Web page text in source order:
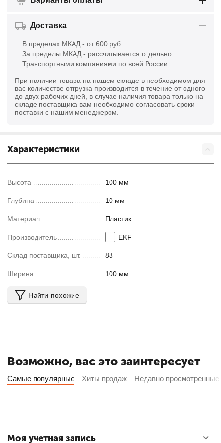
Доставка
В пределах МКАД - от 600 руб.
За пределы МКАД - рассчитывается отдельно
Транспортными компаниями по всей России
При наличии товара на нашем складе в необходимом для
вас количестве отгрузка производится в течение от одного
до двух рабочих дней, в случае наличия товара только на
складе поставщика вам необходимо согласовать сроки
поставки с нашим менеджером.
Характеристики
Высота 100 мм
Глубина 10 мм
Материал Пластик
Производитель EKF
Склад поставщика, шт. 88
Ширина 100 мм
Найти похожие
Возможно, вас это заинтересует
Самые популярные Хиты продаж Недавно просмотренные
Моя учетная запись